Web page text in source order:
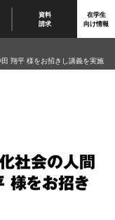
資料
請求
在学生
向け情報
社会の人間
様をお招き
翔平 様をお招きし講義を実施